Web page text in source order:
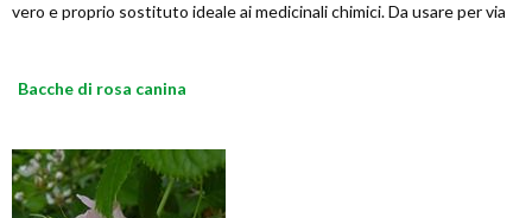
vero e proprio sostituto ideale ai medicinali chimici. Da usare per via
Bacche di rosa canina